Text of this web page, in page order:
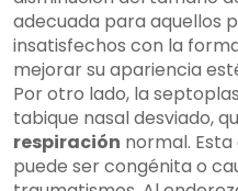
adecuada para aquellos
insatisfechos con la
mejorar su apariencia
Por otro lado, la
tabique nasal desviado,
respiración normal.
puede ser congénita o